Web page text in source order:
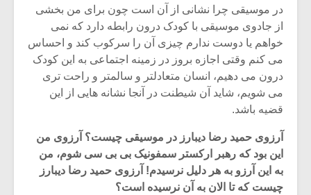
در موسیقی چرا نشانی از آن است چون برای من بخشی
از جادوی موسیقی با کودک درون رابطه دارد که نمی
خواهم یا دوست ندارم چیزی آن را سرکوب کند و احساس
می کنم وقتی اجازه بروز در زمینه اجتماعی به این کودک
درون می دهیم، انسان متعادلتر و سالمتر و راحت تری
می شویم، شاید آن شیطنت در آنجا نشانه هایی از این
قضیه باشد.
آرزوی حمید رضا دیبارز در موسیقی چیست؟ آرزوی من
این بود که رهبر ارکستر سمفونیک بی بی سی شوم، من
به این آرزو به هر دلیل نرسیدم! آرزوی حمید رضا دیبارز
چیست که تا الان به آن نرسیده است؟